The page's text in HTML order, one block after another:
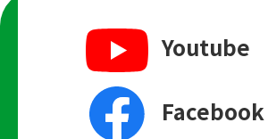
Youtube
Facebook